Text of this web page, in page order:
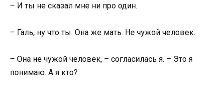
– И ты не сказал мне ни про один.
– Галь, ну что ты. Она же мать. Не чужой человек.
– Она не чужой человек, – согласилась я. – Это я
понимаю. А я кто?